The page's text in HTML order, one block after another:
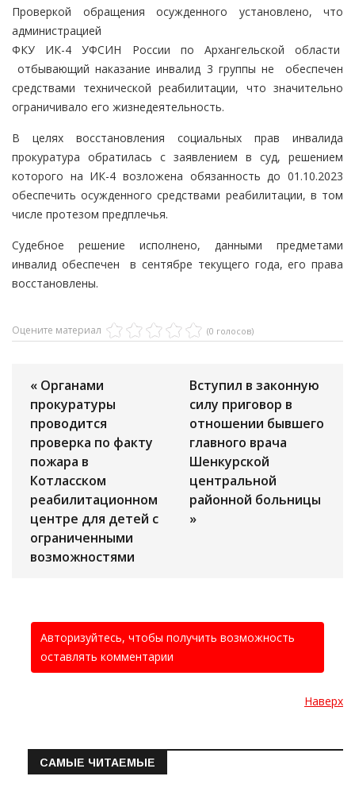
Проверкой обращения осужденного установлено, что
администрацией
ФКУ ИК-4 УФСИН России по Архангельской области
отбывающий наказание инвалид 3 группы не обеспечен
средствами технической реабилитации, что значительно
ограничивало его жизнедеятельность.
В целях восстановления социальных прав инвалида
прокуратура обратилась с заявлением в суд, решением
которого на ИК-4 возложена обязанность до 01.10.2023
обеспечить осужденного средствами реабилитации, в том
числе протезом предплечья.
Судебное решение исполнено, данными предметами
инвалид обеспечен в сентябре текущего года, его права
восстановлены.
Оцените материал (0 голосов)
« Органами
прокуратуры
проводится
проверка по факту
пожара в
Котласском
реабилитационном
центре для детей с
ограниченными
возможностями
Вступил в законную
силу приговор в
отношении бывшего
главного врача
Шенкурской
центральной
районной больницы
»
Авторизуйтесь, чтобы получить возможность
оставлять комментарии
Наверх
САМЫЕ ЧИТАЕМЫЕ